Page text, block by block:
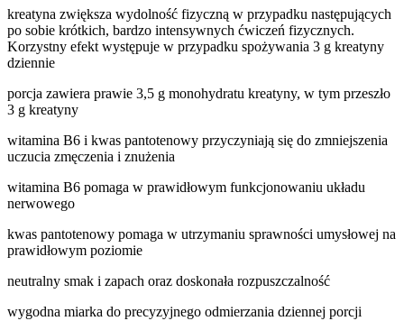
kreatyna zwiększa wydolność fizyczną w przypadku następujących
po sobie krótkich, bardzo intensywnych ćwiczeń fizycznych.
Korzystny efekt występuje w przypadku spożywania 3 g kreatyny
dziennie
porcja zawiera prawie 3,5 g monohydratu kreatyny, w tym przeszło
3 g kreatyny
witamina B6 i kwas pantotenowy przyczyniają się do zmniejszenia
uczucia zmęczenia i znużenia
witamina B6 pomaga w prawidłowym funkcjonowaniu układu
nerwowego
kwas pantotenowy pomaga w utrzymaniu sprawności umysłowej na
prawidłowym poziomie
neutralny smak i zapach oraz doskonała rozpuszczalność
wygodna miarka do precyzyjnego odmierzania dziennej porcji